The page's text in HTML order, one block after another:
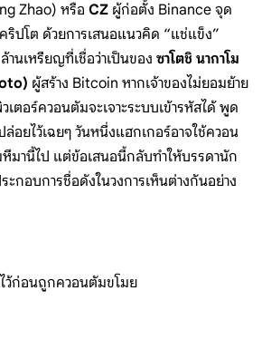
Zhao) หรือ CZ ผู้ก่อตั้ง Binance จุด
ริปโต ด้วยการเสนอแนวคิด “แช่แข็ง”
านเหรียญที่เชื่อว่าเป็นของ ซาโตชิ นากาโม
ผู้สร้าง Bitcoin หากเจ้าของไม่ยอมย้าย
ตอร์ควอนตัมจะเจาะระบบเข้ารหัสได้ พูด
ล่อยไว้เฉยๆ วันหนึ่งแฮกเกอร์อาจใช้ควอน
มานี้ไป แต่ข้อเสนอนี้กลับทำให้บรรดานัก
กอบการชื่อดังในวงการเห็นต่างกันอย่าง
ว้ก่อนถูกควอนตัมขโมย